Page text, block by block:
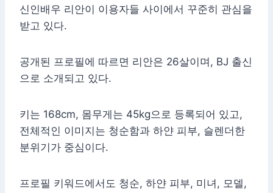
신인배우 리안이 이용자들 사이에서 꾸준히 관심을
받고 있다.
공개된 프로필에 따르면 리안은 26살이며, BJ 출신
으로 소개되고 있다.
키는 168cm, 몸무게는 45kg으로 등록되어 있고,
전체적인 이미지는 청순함과 하얀 피부, 슬렌더한
분위기가 중심이다.
프로필 키워드에서도 청순, 하얀 피부, 미녀, 모델,